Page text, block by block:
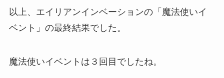
以上、エイリアンインベーションの「魔法使いイ
ベント」の最終結果でした。
魔法使いイベントは３回目でしたね。